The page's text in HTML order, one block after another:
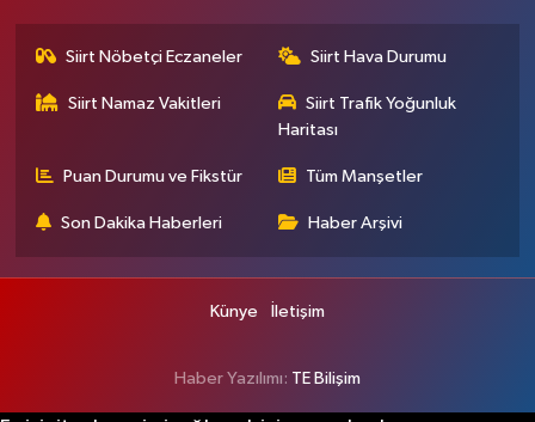
Siirt Nöbetçi Eczaneler Siirt Hava Durumu
Siirt Namaz Vakitleri
Siirt Trafik Yoğunluk
Haritası
Puan Durumu ve Fikstür Tüm Manşetler
Son Dakika Haberleri Haber Arşivi
Künye İletişim
Haber Yazılımı: TE Bilişim